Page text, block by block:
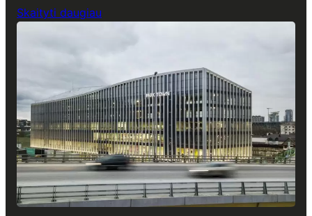
Skaityti daugiau
Verslo
Lunch
Up
restoranas